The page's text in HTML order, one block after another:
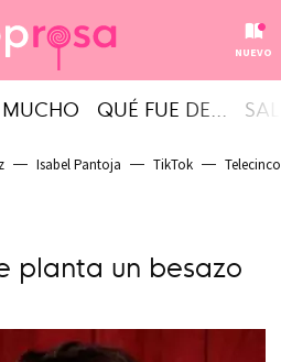
NUEVO
QUÉ FUE DE...
Isabel Pantoja TikTok Telecinco
planta un besazo